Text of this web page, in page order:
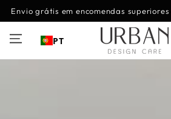
IR PARA O
CONTEÚDO
Envio grátis em encomendas
PT